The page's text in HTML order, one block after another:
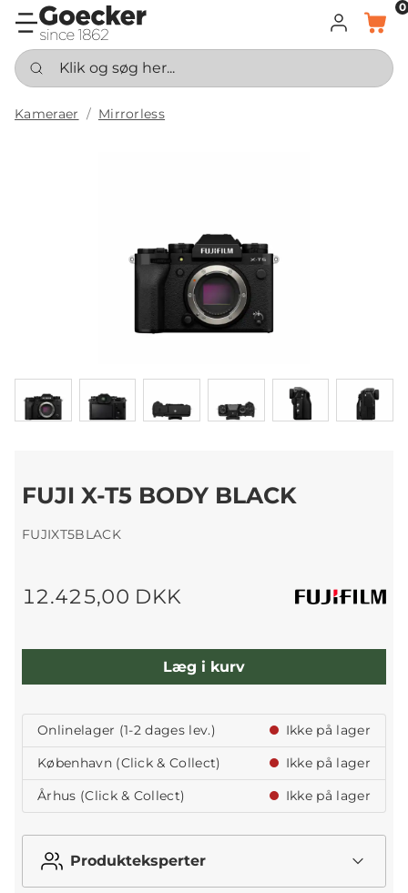
LOG INDKURV
0
Klik og søg her...
Kameraer Mirrorless
FUJI X-T5 BODY BLACK
FUJIXT5BLACK
12.425,00 DKK
Læg i kurv
Onlinelager (1-2 dages lev.)
Ikke på lager
København (Click & Collect)
Ikke på lager
Århus (Click & Collect)
Ikke på lager
Produkteksperter